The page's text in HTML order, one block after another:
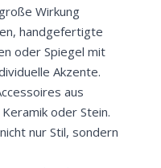
Wirkung
handgefertigte
oder Spiegel mit
Akzente.
aus
oder Stein.
nur Stil, sondern